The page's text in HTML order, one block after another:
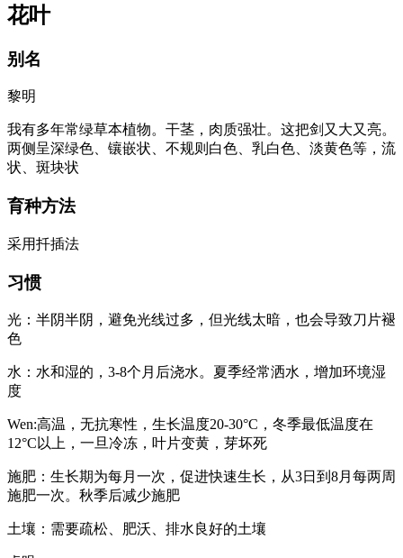
花叶
别名
黎明
我有多年常绿草本植物。干茎，肉质强壮。这把剑又大又亮。
两侧呈深绿色、镶嵌状、不规则白色、乳白色、淡黄色等，流
状、斑块状
育种方法
采用扦插法
习惯
光：半阴半阴，避免光线过多，但光线太暗，也会导致刀片褪
色
水：水和湿的，3-8个月后浇水。夏季经常洒水，增加环境湿
度
Wen:高温，无抗寒性，生长温度20-30°C，冬季最低温度在
12°C以上，一旦冷冻，叶片变黄，芽坏死
施肥：生长期为每月一次，促进快速生长，从3日到8月每两周
施肥一次。秋季后减少施肥
土壤：需要疏松、肥沃、排水良好的土壤